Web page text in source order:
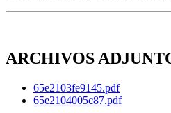
ARCHIVOS
65e2103fe9145.pdf
65e2104005c87.pdf